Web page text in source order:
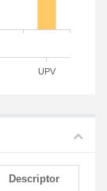
UPV
Descriptor